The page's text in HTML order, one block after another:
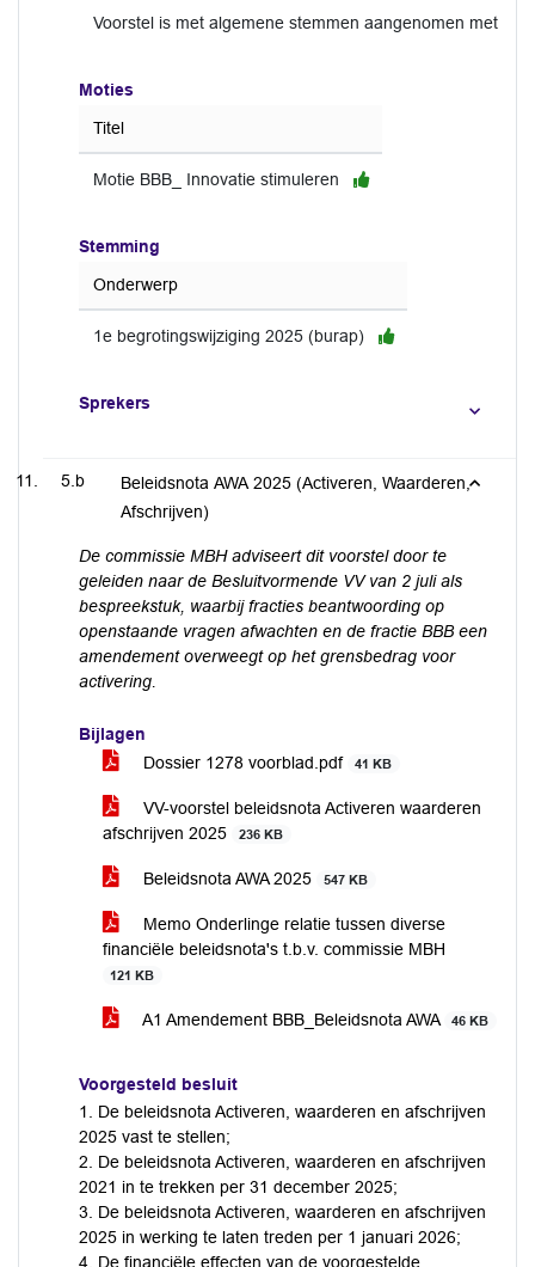
Voorstel is met algemene stemmen aangenomen met
Moties
Titel
Motie BBB_ Innovatie stimuleren
Stemming
Onderwerp
1e begrotingswijziging 2025 (burap)
Sprekers
5.b
Beleidsnota AWA 2025 (Activeren, Waarderen,
Afschrijven)
De commissie MBH adviseert dit voorstel door te
geleiden naar de Besluitvormende VV van 2 juli als
bespreekstuk, waarbij fracties beantwoording op
openstaande vragen afwachten en de fractie BBB een
amendement overweegt op het grensbedrag voor
activering.
Bijlagen
Dossier 1278 voorblad.pdf
41 KB
VV-voorstel beleidsnota Activeren waarderen
afschrijven 2025
236 KB
Beleidsnota AWA 2025 547 KB
Memo Onderlinge relatie tussen diverse
financiële beleidsnota's t.b.v. commissie MBH
121 KB
A1 Amendement BBB_Beleidsnota AWA 46 KB
Voorgesteld besluit
1. De beleidsnota Activeren, waarderen en afschrijven
2025 vast te stellen;
2. De beleidsnota Activeren, waarderen en afschrijven
2021 in te trekken per 31 december 2025;
3. De beleidsnota Activeren, waarderen en afschrijven
2025 in werking te laten treden per 1 januari 2026;
4. De financiële effecten van de voorgestelde